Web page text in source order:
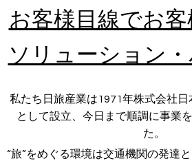
お客様目線でお
ソリューション
私たち日旅産業は1971年株式会社
として設立、今日まで順調に事業
た。
“旅”をめぐる環境は交通機関の発達